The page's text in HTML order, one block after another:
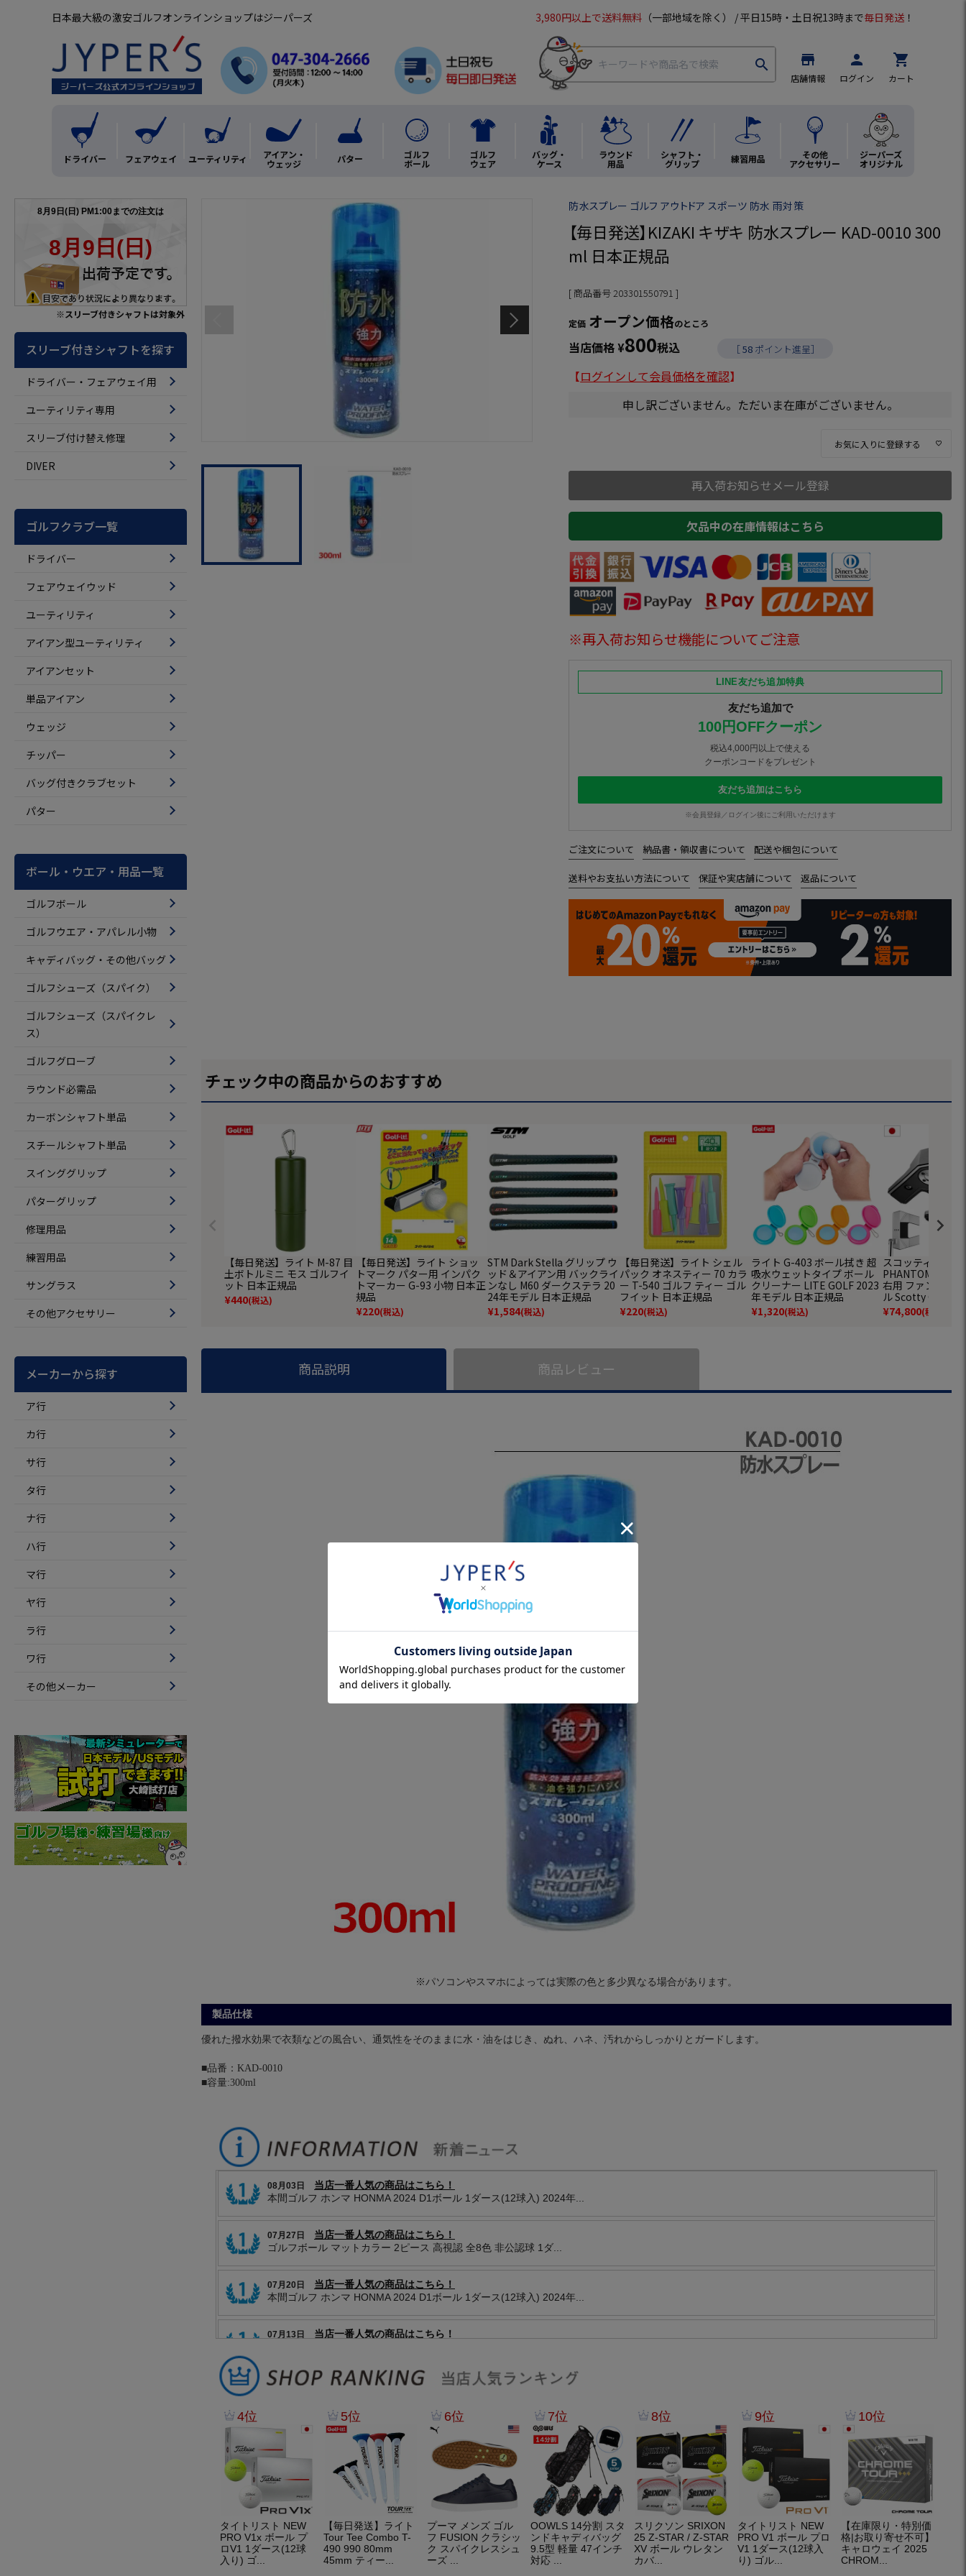
日本最大級の激安ゴルフオンラインショップはジーパーズ 3,980円以上で送料無料 （一部地域を除く） / 平日15時・土日祝13時まで毎日発送 ！
search store
店舗情報
person
ログイン
shopping_cart
カート
ドライバー フェアウェイ ユーティリティ アイアン・
ウェッジ パター ゴルフ
ボール
ゴルフ
ウェア
バッグ・
ケース
ラウンド
用品
シャフト・
グリップ 練習用品 その他
アクセサリー
ジーパーズ
オリジナル
※スリーブ付きシャフトは対象外
スリーブ付きシャフトを探す
ドライバー・フェアウェイ用
ユーティリティ専用
スリーブ付け替え修理
DIVER
ゴルフクラブ一覧
ドライバー
フェアウェイウッド
ユーティリティ
アイアン型ユーティリティ
アイアンセット
単品アイアン
ウェッジ
チッパー
バッグ付きクラブセット
パター
ボール・ウエア・用品一覧
ゴルフボール
ゴルフウエア・アパレル小物
キャディバッグ・その他バッグ
ゴルフシューズ（スパイク）
ゴルフシューズ（スパイクレ
ス）
ゴルフグローブ
ラウンド必需品
カーボンシャフト単品
スチールシャフト単品
スインググリップ
パターグリップ
修理用品
練習用品
サングラス
その他アクセサリー
メーカーから探す
ア行
カ行
サ行
タ行
ナ行
ハ行
マ行
ヤ行
ラ行
ワ行
その他メーカー
防水スプレー ゴルフ アウトドア スポーツ 防水 雨対策
【毎日発送】KIZAKI キザキ 防水スプレー KAD-0010 300
ml 日本正規品
商品番号203301550791
定価 オープン価格のところ
当店価格¥800税込 ［58 ポイント進呈］
【ログインして会員価格を確認】
申し訳ございません。ただいま在庫がございません。
お気に入りに登録する
再入荷お知らせメール登録
欠品中の在庫情報はこちら
※再入荷お知らせ機能についてご注意
LINE友だち追加特典
友だち追加で
100円OFFクーポン
税込4,000円以上で使える
クーポンコードをプレゼント
友だち追加はこちら
※会員登録／ログイン後にご利用いただけます
ご注文について 納品書・領収書について 配送や梱包について
送料やお支払い方法について 保証や実店舗について 返品について
チェック中の商品からのおすすめ
【毎日発送】ライト M-87 目
土ボトルミニ モス ゴルフイ
ット 日本正規品
¥440(税込)
【毎日発送】ライト ショッ
トマーク パター用 インパク
トマーカー G-93 小物 日本正
規品
¥220(税込)
STM Dark Stella グリップ ウ
ッド＆アイアン用 バックライ
ンなし M60 ダークステラ 20
24年モデル 日本正規品
¥1,584(税込)
【毎日発送】ライト シェル
パック オネスティー 70 カラ
ー T-540 ゴルフ ティー ゴル
フイット 日本正規品
¥220(税込)
ライト G-403 ボール拭き 超
吸水ウェットタイプ ボール
クリーナー LITE GOLF 2023
年モデル 日本正規品
¥1,320(税込)
スコッティキャ
PHANTOM 5.2 パ
右用 ファントム
ル Scotty
規品
¥74,800(税込)
商品説明 商品レビュー
※パソコンやスマホによっては実際の色と多少異なる場合があります。
製品仕様
優れた撥水効果で衣類などの風合い、通気性をそのままに水・油をはじき、ぬれ、ハネ、汚れからしっかりとガードします。
■品番：KAD-0010
■容量:300ml